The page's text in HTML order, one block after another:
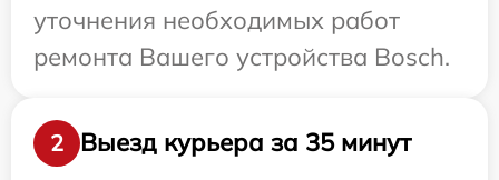
уточнения необходимых работ
ремонта Вашего устройства Bosch.
2
Выезд курьера за 35 минут